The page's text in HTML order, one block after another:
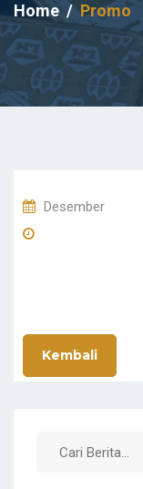
Home Promo
Desember
Kembali